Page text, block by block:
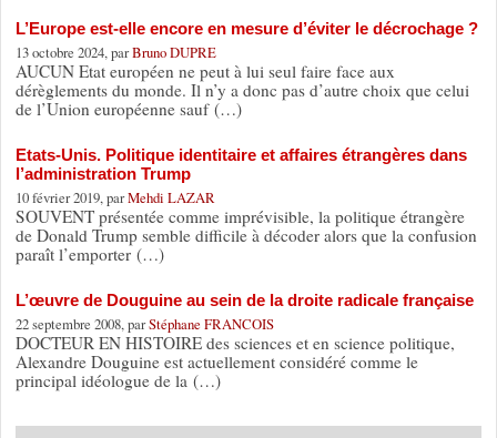
L’Europe est-elle encore en mesure d’éviter le décrochage ?
13 octobre 2024, parBruno DUPRE
AUCUN Etat européen ne peut à lui seul faire face aux
dérèglements du monde. Il n’y a donc pas d’autre choix que celui
de l’Union européenne sauf (…)
Etats-Unis. Politique identitaire et affaires étrangères dans
l’administration Trump
10 février 2019, parMehdi LAZAR
SOUVENT présentée comme imprévisible, la politique étrangère
de Donald Trump semble difficile à décoder alors que la confusion
paraît l’emporter (…)
L’œuvre de Douguine au sein de la droite radicale française
22 septembre 2008, parStéphane FRANCOIS
DOCTEUR EN HISTOIRE des sciences et en science politique,
Alexandre Douguine est actuellement considéré comme le
principal idéologue de la (…)